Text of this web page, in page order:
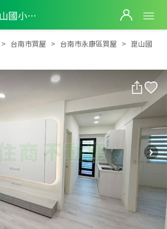
崑山國小陽台進出首選3房
崑山國小陽台進出首選3房
台南市買屋 台南市永康區買屋
崑山國